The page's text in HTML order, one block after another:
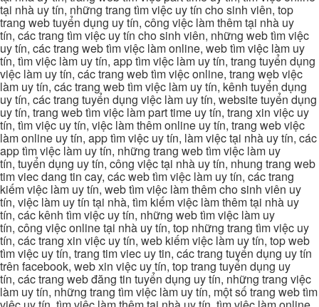
tại nhà uy tín, những trang tìm việc uy tín cho sinh viên, top
trang web tuyển dụng uy tín, công việc làm thêm tại nhà uy
tín, các trang tìm việc uy tín cho sinh viên, những web tìm việc
uy tín, các trang web tìm việc làm online, web tìm việc làm uy
tín, tìm việc làm uy tín, app tìm việc làm uy tín, trang tuyển dụng
việc làm uy tín, các trang web tìm việc online, trang web việc
làm uy tín, các trang web tìm việc làm uy tín, kênh tuyển dụng
uy tín, các trang tuyển dụng việc làm uy tín, website tuyển dụng
uy tín, trang web tìm việc làm part time uy tín, trang xin việc uy
tín, tìm việc uy tín, việc làm thêm online uy tín, trang web việc
làm online uy tín, app tìm việc uy tín, làm việc tại nhà uy tín, các
app tìm việc làm uy tín, những trang web tìm việc làm uy
tín, tuyển dụng uy tín, công việc tại nhà uy tín, nhung trang web
tim viec dang tin cay, các web tìm việc làm uy tín, các trang
kiếm việc làm uy tín, web tìm việc làm thêm cho sinh viên uy
tín, việc làm uy tín tại nhà, tìm kiếm việc làm thêm tại nhà uy
tín, các kênh tìm việc uy tín, những web tìm việc làm uy
tín, công việc online tại nhà uy tín, top những trang tìm việc uy
tín, các trang xin việc uy tín, web kiếm việc làm uy tín, top web
tìm việc uy tín, trang tim viec uy tin, các trang tuyển dụng uy tín
trên facebook, web xin việc uy tín, top trang tuyển dụng uy
tín, các trang web đăng tin tuyển dụng uy tín, những trang việc
làm uy tín, những trang tìm việc làm uy tín, một số trang web tìm